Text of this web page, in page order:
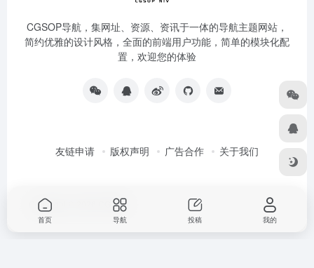
CGSOP导航，集网址、资源、资讯于一体的导航主题网站，
简约优雅的设计风格，全面的前端用户功能，简单的模块化配
置，欢迎您的体验
友链申请 版权声明 广告合作 关于我们
Copyright © 2026 CG导航
首页 导航 投稿 我的